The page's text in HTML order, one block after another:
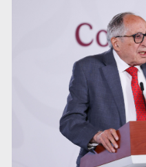
Advierten retrocesos en
del INAI